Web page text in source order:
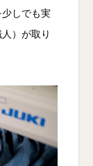
少しでも実
）が取り